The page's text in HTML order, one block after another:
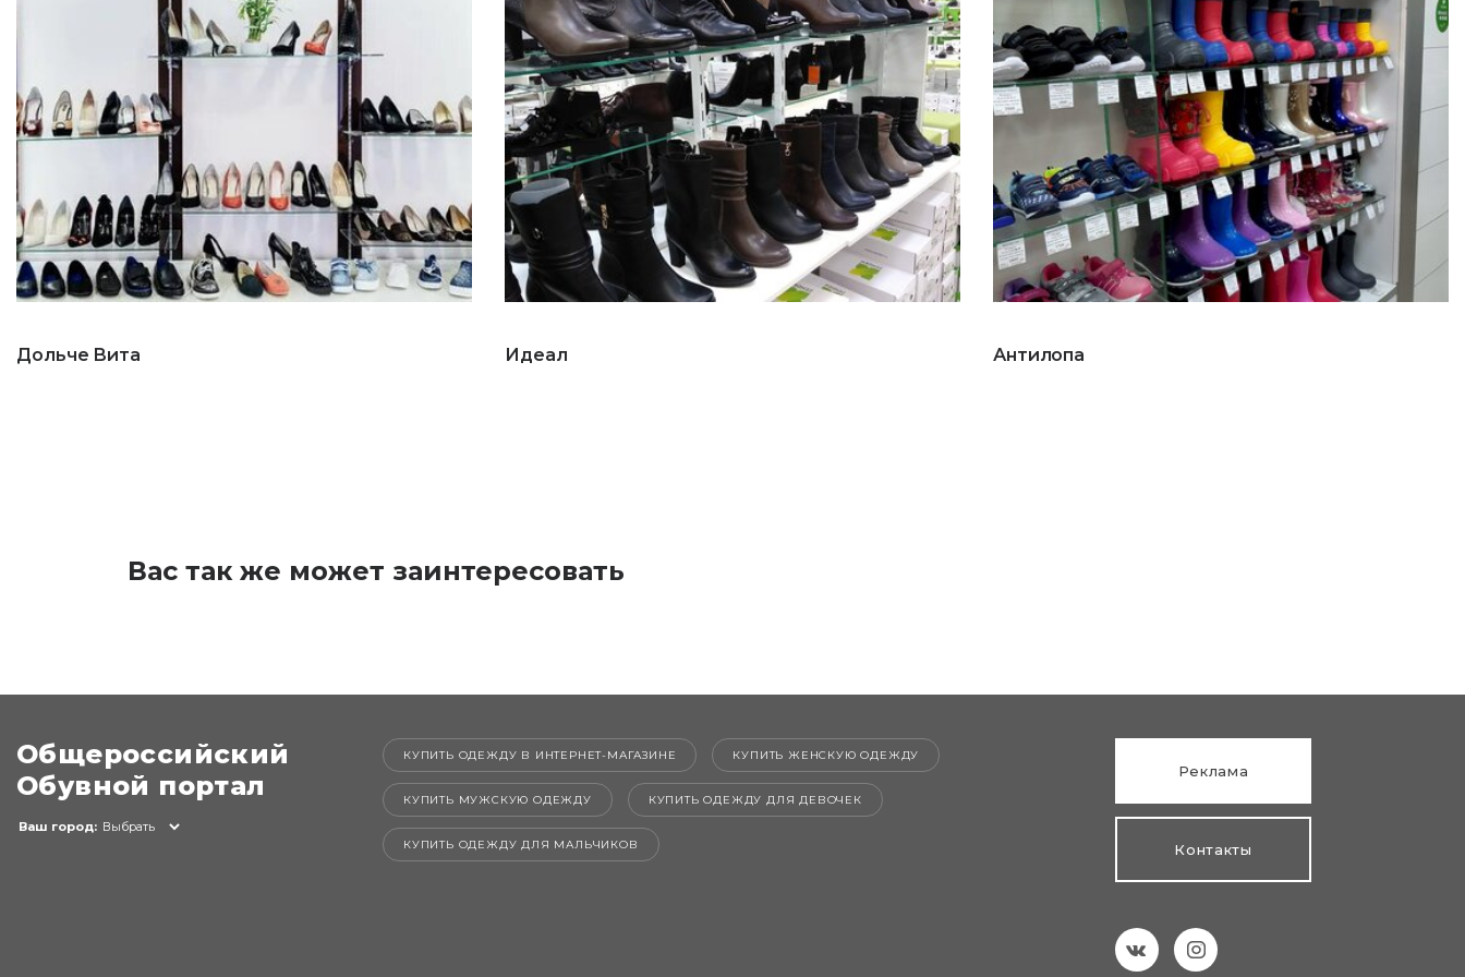
Дольче Вита Идеал Антилопа
Вас так же может заинтересовать
Общероссийский
Обувной портал
Ваш город: Выбрать
КУПИТЬ ОДЕЖДУ В ИНТЕРНЕТ-МАГАЗИНЕ КУПИТЬ ЖЕНСКУЮ ОДЕЖДУ
КУПИТЬ МУЖСКУЮ ОДЕЖДУ КУПИТЬ ОДЕЖДУ ДЛЯ ДЕВОЧЕК
КУПИТЬ ОДЕЖДУ ДЛЯ МАЛЬЧИКОВ
Реклама
Контакты